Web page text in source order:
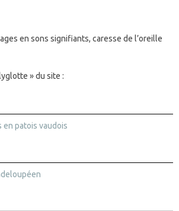
en sons signifiants, caresse de l’oreille
» du site :
en patois vaudois